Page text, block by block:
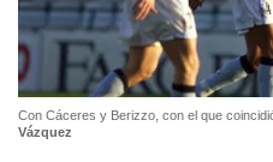
Con Cáceres y Berizzo, con el que
Vázquez